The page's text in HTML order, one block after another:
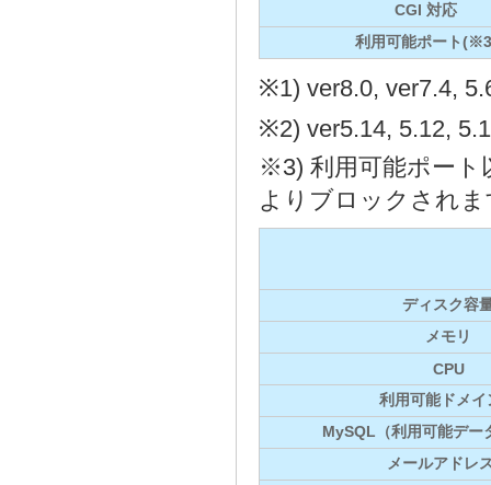
CGI 対応
利用可能ポート
※1) ver8.0, ver7.4,
※2) ver5.14, 5.12,
※3) 利用可能ポート
よりブロックされま
ディスク容
メモリ
CPU
利用可能ドメイ
MySQL（利用可能デー
メールアドレ